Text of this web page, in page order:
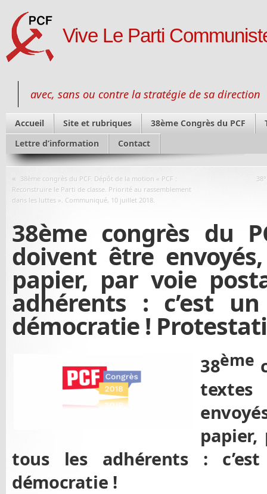
Vive Le Parti
avec, sans ou contre la stratégie de sa direction
Accueil Site et rubriques 38ème Congrès du PCF
Lettre d’information
Contact
« 38ème congrès du PCF. Dépôt de la motion « PCF :
Reconstruire le Parti de classe. Priorité au rassemblement
dans les luttes ». Communiqué, 10 juillet 2018.
38ème congrès du
doivent être
papier, par voie
adhérents : c’est
démocratie !
38ème
tous les adhérents :
démocratie !